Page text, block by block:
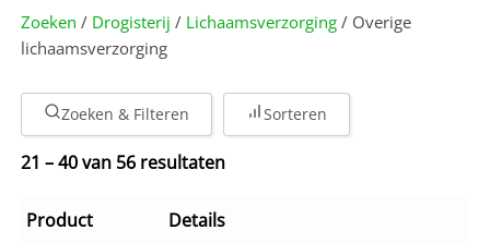
Zoeken / Drogisterij / Lichaams­verzorging / Overige
lichaams­verzorging
Zoeken & Filteren Sorteren
21 – 40 van 56 resultaten
Product Details